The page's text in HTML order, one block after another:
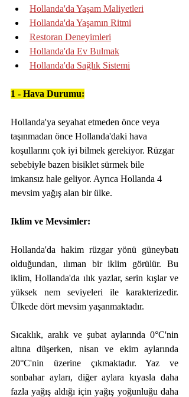
Hollanda'da Yaşam Maliyetleri
Hollanda'da Yaşamın Ritmi
Restoran Deneyimleri
Hollanda'da Ev Bulmak
Hollanda'da Sağlık Sistemi
1 - Hava Durumu:
Hollanda'ya seyahat etmeden önce veya
taşınmadan önce Hollanda'daki hava
koşullarını çok iyi bilmek gerekiyor. Rüzgar
sebebiyle bazen bisiklet sürmek bile
imkansız hale geliyor. Ayrıca Hollanda 4
mevsim yağış alan bir ülke.
Iklim ve Mevsimler:
Hollanda'da hakim rüzgar yönü güneybatı
olduğundan, ılıman bir iklim görülür. Bu
iklim, Hollanda'da ılık yazlar, serin kışlar ve
yüksek nem seviyeleri ile karakterizedir.
Ülkede dört mevsim yaşanmaktadır.
Sıcaklık, aralık ve şubat aylarında 0°C'nin
altına düşerken, nisan ve ekim aylarında
20°C'nin üzerine çıkmaktadır. Yaz ve
sonbahar ayları, diğer aylara kıyasla daha
fazla yağış aldığı için yağış yoğunluğu daha